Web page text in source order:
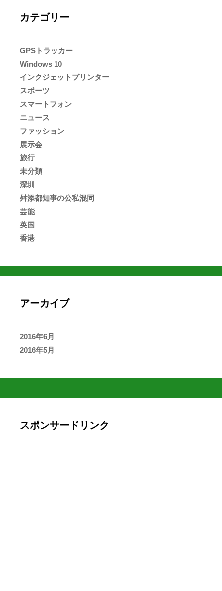
カテゴリー
GPSトラッカー
Windows 10
インクジェットプリンター
スポーツ
スマートフォン
ニュース
ファッション
展示会
旅行
未分類
深圳
舛添都知事の公私混同
芸能
英国
香港
アーカイブ
2016年6月
2016年5月
スポンサードリンク